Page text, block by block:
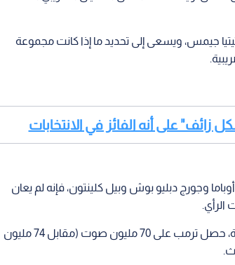
جيمس، ويسعى إلى تحديد ما إذا كانت مجموعة
على أنه الفائز في الانتخابات
وجورج دبليو بوش وبيل كلينتون، فإنه لم يعان
ففي انتخابات شهدت مشاركة واسعة وحطمت أرقاما قياسية، حصل ترمب على 70 مليون صوت (مقابل 74 مليون